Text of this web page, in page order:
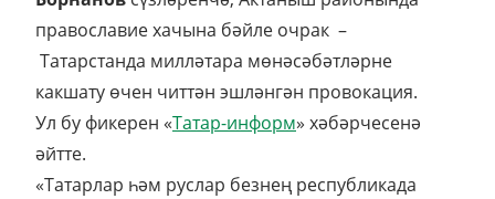
православие хачына бәйле очрак –
Татарстанда милләтара мөнәсәбәтләрне
какшату өчен читтән эшләнгән провокация.
Ул бу фикерен «Татар-информ» хәбәрчесенә
әйтте.
«Татарлар һәм руслар безнең республикада